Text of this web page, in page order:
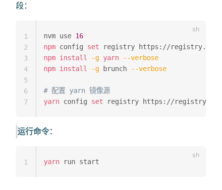
段：
nvm use 16
npm config set
npm install -g yarn
--verbose
npm install -g brunch --verbose
# 配置 yarn 镜像源
yarn config set
1
2
3
4
5
6
7
运行命令：
yarn
1